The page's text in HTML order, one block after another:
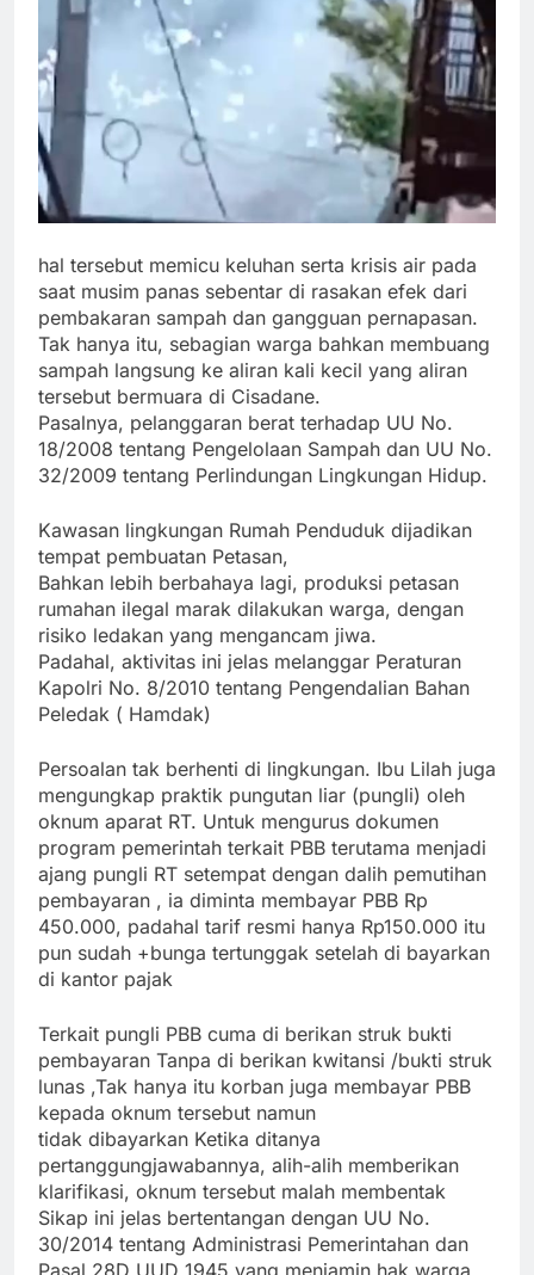
hal tersebut memicu keluhan serta krisis air pada
saat musim panas sebentar di rasakan efek dari
pembakaran sampah dan gangguan pernapasan.
Tak hanya itu, sebagian warga bahkan membuang
sampah langsung ke aliran kali kecil yang aliran
tersebut bermuara di Cisadane.
Pasalnya, pelanggaran berat terhadap UU No.
18/2008 tentang Pengelolaan Sampah dan UU No.
32/2009 tentang Perlindungan Lingkungan Hidup.
Kawasan lingkungan Rumah Penduduk dijadikan
tempat pembuatan Petasan,
Bahkan lebih berbahaya lagi, produksi petasan
rumahan ilegal marak dilakukan warga, dengan
risiko ledakan yang mengancam jiwa.
Padahal, aktivitas ini jelas melanggar Peraturan
Kapolri No. 8/2010 tentang Pengendalian Bahan
Peledak ( Hamdak)
Persoalan tak berhenti di lingkungan. Ibu Lilah juga
mengungkap praktik pungutan liar (pungli) oleh
oknum aparat RT. Untuk mengurus dokumen
program pemerintah terkait PBB terutama menjadi
ajang pungli RT setempat dengan dalih pemutihan
pembayaran , ia diminta membayar PBB Rp
450.000, padahal tarif resmi hanya Rp150.000 itu
pun sudah +bunga tertunggak setelah di bayarkan
di kantor pajak
Terkait pungli PBB cuma di berikan struk bukti
pembayaran Tanpa di berikan kwitansi /bukti struk
lunas ,Tak hanya itu korban juga membayar PBB
kepada oknum tersebut namun
tidak dibayarkan Ketika ditanya
pertanggungjawabannya, alih-alih memberikan
klarifikasi, oknum tersebut malah membentak
Sikap ini jelas bertentangan dengan UU No.
30/2014 tentang Administrasi Pemerintahan dan